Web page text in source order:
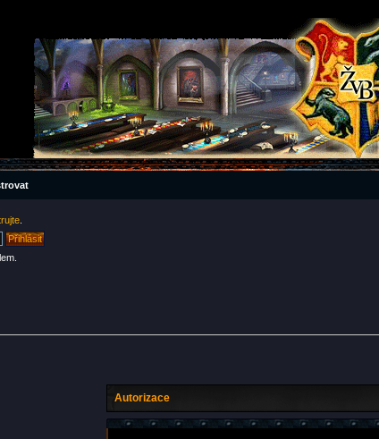
Autorizace